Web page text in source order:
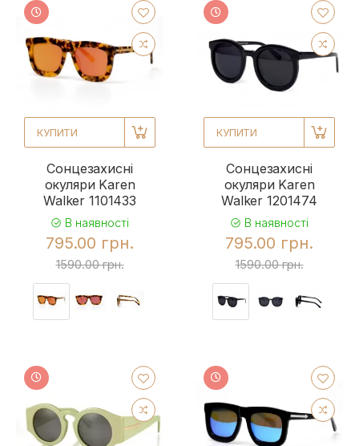
КУПИТИ
Сонцезахисні
окуляри Karen
Walker 1101433
В наявності
795.00 грн.
1590.00 грн.
КУПИТИ
Сонцезахисні
окуляри Karen
Walker 1201474
В наявності
795.00 грн.
1590.00 грн.